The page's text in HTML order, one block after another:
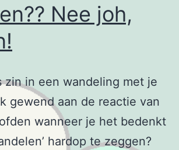
Nee joh,
zin in een wandeling met je
gewend aan de reactie van
wanneer je het bedenkt
hardop te zeggen?